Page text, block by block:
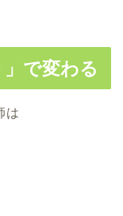
で変わる
は